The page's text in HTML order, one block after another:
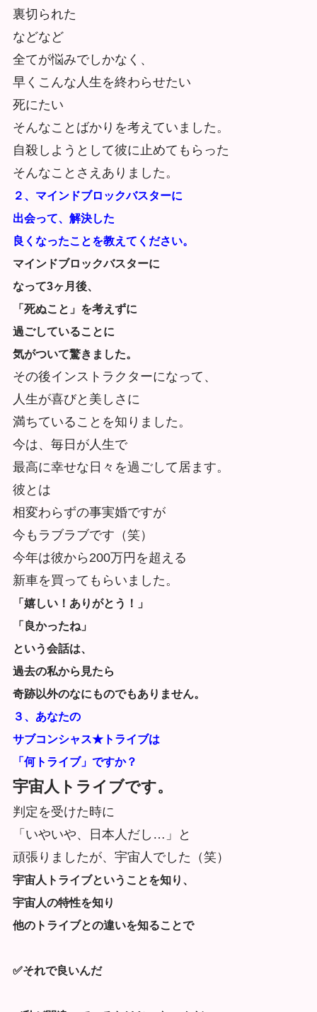
裏切られた
などなど
全てが悩みでしかなく、
早くこんな人生を終わらせたい
死にたい
そんなことばかりを考えていました。
自殺しようとして彼に止めてもらった
そんなことさえありました。
２、マインドブロックバスターに
出会って、解決した
良くなったことを教えてください。
マインドブロックバスターに
なって3ヶ月後、
「死ぬこと」を考えずに
過ごしていることに
気がついて驚きました。
その後インストラクターになって、
人生が喜びと美しさに
満ちていることを知りました。
今は、毎日が人生で
最高に幸せな日々を過ごして居ます。
彼とは
相変わらずの事実婚ですが
今もラブラブです（笑）
今年は彼から200万円を超える
新車を買ってもらいました。
「嬉しい！ありがとう！」
「良かったね」
という会話は、
過去の私から見たら
奇跡以外のなにものでもありません。
３、あなたの
サブコンシャス★トライブは
「何トライブ」ですか？
宇宙人トライブです。
判定を受けた時に
「いやいや、日本人だし…」と
頑張りましたが、宇宙人でした（笑）
宇宙人トライブということを知り、
宇宙人の特性を知り
他のトライブとの違いを知ることで
✅それで良いんだ